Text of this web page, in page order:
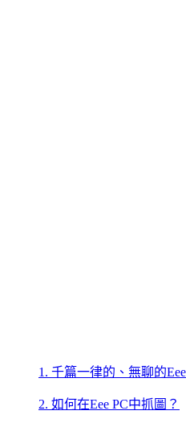
1. 千篇一律的、無聊的
2. 如何在Eee PC中抓圖？